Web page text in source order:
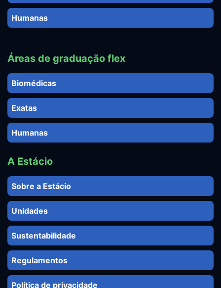
Humanas
Áreas de graduação flex
Biomédicas
Exatas
Humanas
A Estácio
Sobre a Estácio
Unidades
Sustentabilidade
Regulamentos
Política de privacidade